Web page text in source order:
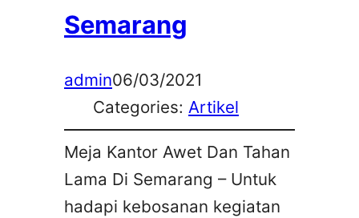
Semarang
admin06/03/2021
Categories: Artikel
Meja Kantor Awet Dan Tahan
Lama Di Semarang – Untuk
hadapi kebosanan kegiatan